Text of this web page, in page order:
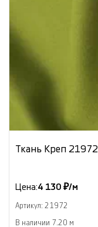
Ткань Креп 21972
Цена:4 130 ₽/м
Артикул: 21972
В наличии 7.20 м